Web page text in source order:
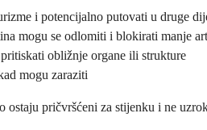
i potencijalno putovati u druge
mogu se odlomiti i blokirati manje
obližnje organe ili strukture
mogu zaraziti
pričvršćeni za stijenku i ne